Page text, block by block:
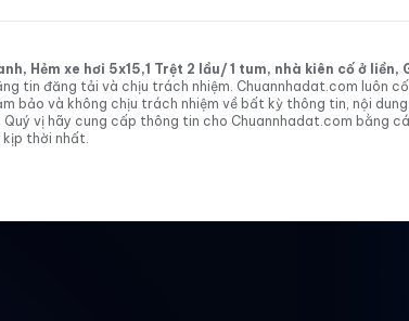
Hẻm xe hơi 5x15,1 Trệt 2 lầu/ 1 tum, nhà kiên cố ở
tin đăng tải và chịu trách nhiệm. Chuannhadat.com luôn
bảo và không chịu trách nhiệm về bất kỳ thông tin, nội
vị hãy cung cấp thông tin cho Chuannhadat.com bằng
kịp thời nhất.